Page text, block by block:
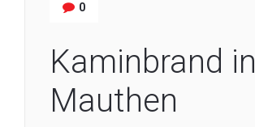
0
Kaminbrand in
Mauthen